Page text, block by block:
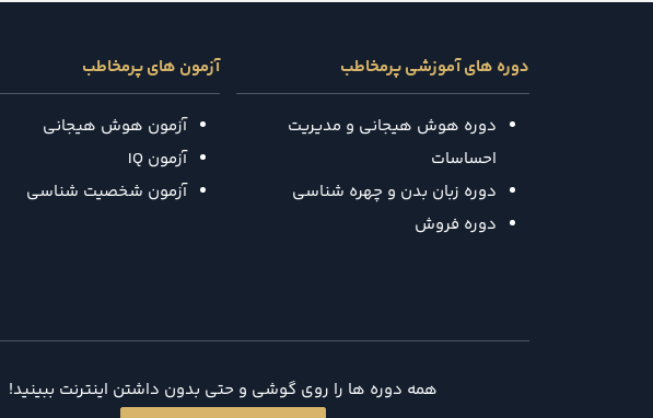
دوره های آموزشی پرمخاطب
دوره هوش هیجانی و مدیریت
احساسات
دوره زبان بدن و چهره شناسی
دوره فروش
آزمون های پرمخاطب
آزمون هوش هیجانی
آزمون IQ
آزمون شخصیت شناسی
همه دوره ها را روی گوشی و حتی بدون داشتن اینترنت ببینید!